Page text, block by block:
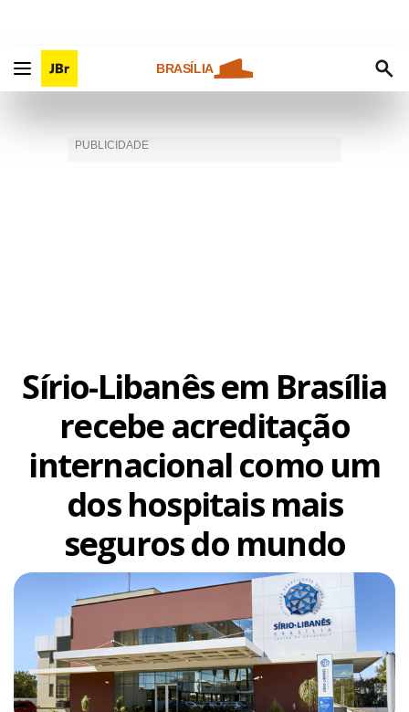
BRASÍLIA
Sírio-Libanês em Brasília
recebe acreditação
internacional como um
dos hospitais mais
seguros do mundo